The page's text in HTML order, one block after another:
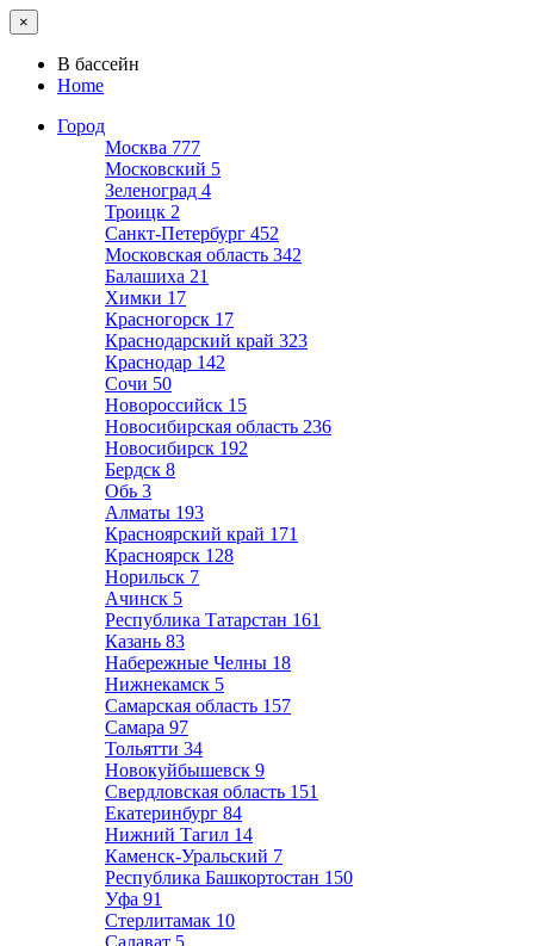
×
В бассейн
Home
Город
Москва 777
Московский 5
Зеленоград 4
Троицк 2
Санкт-Петербург 452
Московская область 342
Балашиха 21
Химки 17
Красногорск 17
Краснодарский край 323
Краснодар 142
Сочи 50
Новороссийск 15
Новосибирская область 236
Новосибирск 192
Бердск 8
Обь 3
Алматы 193
Красноярский край 171
Красноярск 128
Норильск 7
Ачинск 5
Республика Татарстан 161
Казань 83
Набережные Челны 18
Нижнекамск 5
Самарская область 157
Самара 97
Тольятти 34
Новокуйбышевск 9
Свердловская область 151
Екатеринбург 84
Нижний Тагил 14
Каменск-Уральский 7
Республика Башкортостан 150
Уфа 91
Стерлитамак 10
Салават 5